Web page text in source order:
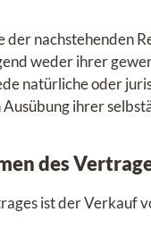
der nachstehenden
weder ihrer
natürliche oder
Ausübung ihrer
des
ist der Verkauf